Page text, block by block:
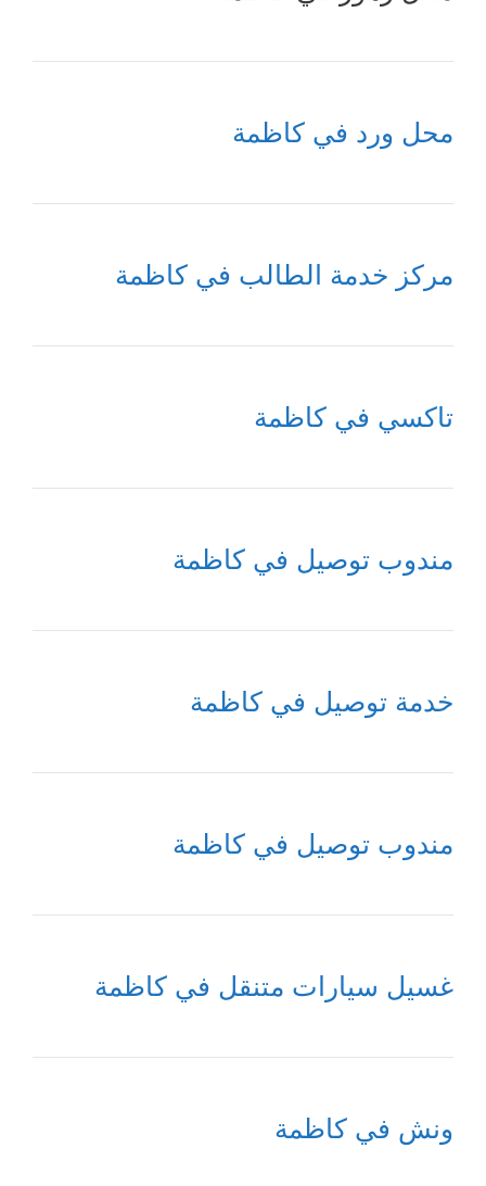
محل ورد في كاظمة
مركز خدمة الطالب في كاظمة
تاكسي في كاظمة
مندوب توصيل في كاظمة
خدمة توصيل في كاظمة
مندوب توصيل في كاظمة
غسيل سيارات متنقل في كاظمة
ونش في كاظمة